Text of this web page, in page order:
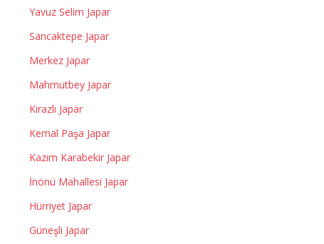
Yavuz Selim Japar
Sancaktepe Japar
Merkez Japar
Mahmutbey Japar
Kirazlı Japar
Kemal Paşa Japar
Kazım Karabekir Japar
İnönü Mahallesi Japar
Hürriyet Japar
Güneşli Japar